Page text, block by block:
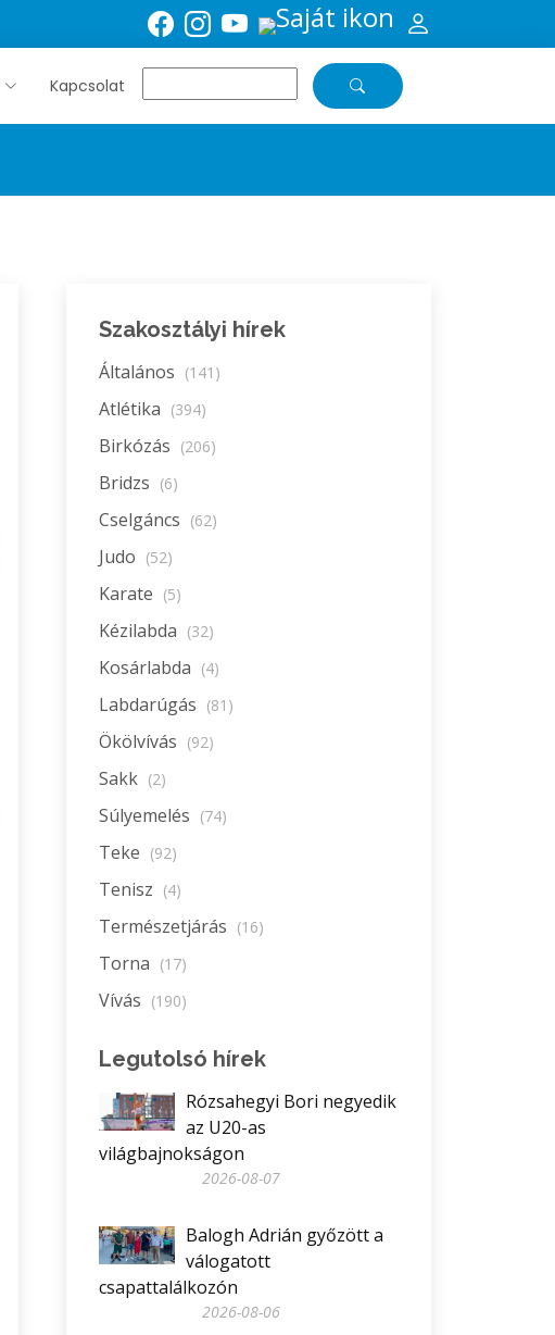
Kapcsolat
Szakosztályi hírek
Általános (141)
Atlétika (394)
Birkózás (206)
Bridzs (6)
Cselgáncs (62)
Judo (52)
Karate (5)
Kézilabda (32)
Kosárlabda (4)
Labdarúgás (81)
Ökölvívás (92)
Sakk (2)
Súlyemelés (74)
Teke (92)
Tenisz (4)
Természetjárás (16)
Torna (17)
Vívás (190)
Legutolsó hírek
Rózsahegyi Bori negyedik
az U20-as
világbajnokságon
2026-08-07
Balogh Adrián győzött a
válogatott
csapattalálkozón
2026-08-06